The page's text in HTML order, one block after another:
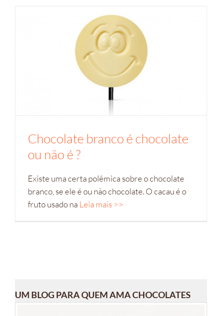
Chocolate branco é chocolate
ou não é ?
Existe uma certa polêmica sobre o chocolate
branco, se ele é ou não chocolate. O cacau é o
fruto usado na Leia mais >>
UM BLOG PARA QUEM AMA CHOCOLATES